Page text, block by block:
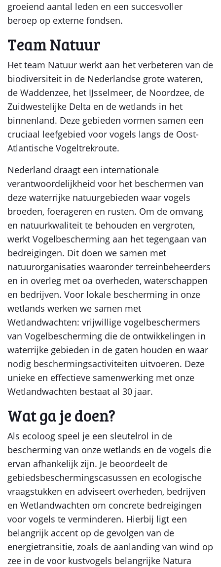
groeiend aantal leden en een succesvoller
beroep op externe fondsen.
Team Natuur
Het team Natuur werkt aan het verbeteren van de
biodiversiteit in de Nederlandse grote wateren,
de Waddenzee, het IJsselmeer, de Noordzee, de
Zuidwestelijke Delta en de wetlands in het
binnenland. Deze gebieden vormen samen een
cruciaal leefgebied voor vogels langs de Oost-
Atlantische Vogeltrekroute.
Nederland draagt een internationale
verantwoordelijkheid voor het beschermen van
deze waterrijke natuurgebieden waar vogels
broeden, foerageren en rusten. Om de omvang
en natuurkwaliteit te behouden en vergroten,
werkt Vogelbescherming aan het tegengaan van
bedreigingen. Dit doen we samen met
natuurorganisaties waaronder terreinbeheerders
en in overleg met oa overheden, waterschappen
en bedrijven. Voor lokale bescherming in onze
wetlands werken we samen met
Wetlandwachten: vrijwillige vogelbeschermers
van Vogelbescherming die de ontwikkelingen in
waterrijke gebieden in de gaten houden en waar
nodig beschermingsactiviteiten uitvoeren. Deze
unieke en effectieve samenwerking met onze
Wetlandwachten bestaat al 30 jaar.
Wat ga je doen?
Als ecoloog speel je een sleutelrol in de
bescherming van onze wetlands en de vogels die
ervan afhankelijk zijn. Je beoordeelt de
gebiedsbeschermingscasussen en ecologische
vraagstukken en adviseert overheden, bedrijven
en Wetlandwachten om concrete bedreigingen
voor vogels te verminderen. Hierbij ligt een
belangrijk accent op de gevolgen van de
energietransitie, zoals de aanlanding van wind op
zee in de voor kustvogels belangrijke Natura